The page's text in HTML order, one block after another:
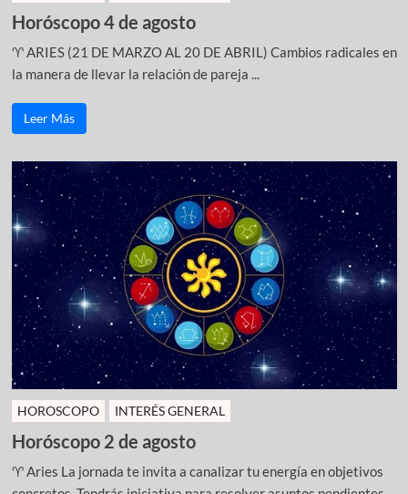
Horóscopo 4 de agosto
♈ ARIES (21 DE MARZO AL 20 DE ABRIL) Cambios radicales en
la manera de llevar la relación de pareja ...
Leer Más
HOROSCOPO INTERÉS GENERAL
Horóscopo 2 de agosto
♈ Aries La jornada te invita a canalizar tu energía en objetivos